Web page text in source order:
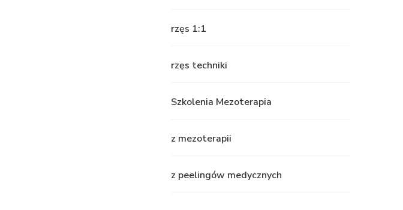
rzęs 1:1
rzęs techniki
Szkolenia Mezoterapia
z mezoterapii
z peelingów medycznych